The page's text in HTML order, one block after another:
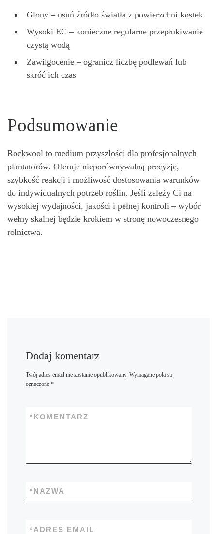
Glony – usuń źródło światła z powierzchni kostek
Wysoki EC – konieczne regularne przepłukiwanie
czystą wodą
Zawilgocenie – ogranicz liczbę podlewań lub
skróć ich czas
Podsumowanie
Rockwool to medium przyszłości dla profesjonalnych
plantatorów. Oferuje nieporównywalną precyzję,
szybkość reakcji i możliwość dostosowania warunków
do indywidualnych potrzeb roślin. Jeśli zależy Ci na
wysokiej wydajności, jakości i pełnej kontroli – wybór
wełny skalnej będzie krokiem w stronę nowoczesnego
rolnictwa.
Dodaj komentarz
Twój adres email nie zostanie opublikowany. Wymagane pola są
oznaczone *
KOMENTARZ
*
NAZWA
*
ADRES EMAIL
*